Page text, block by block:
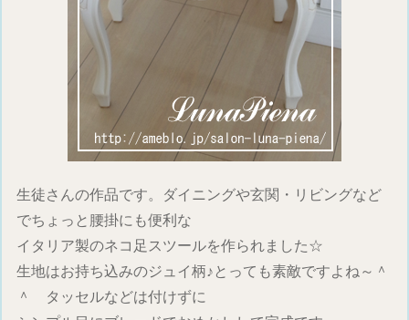
生徒さんの作品です。ダイニングや玄関・リビングなど
でちょっと腰掛にも便利な
イタリア製のネコ足スツールを作られました☆
生地はお持ち込みのジュイ柄♪とっても素敵ですよね～＾
＾ タッセルなどは付けずに